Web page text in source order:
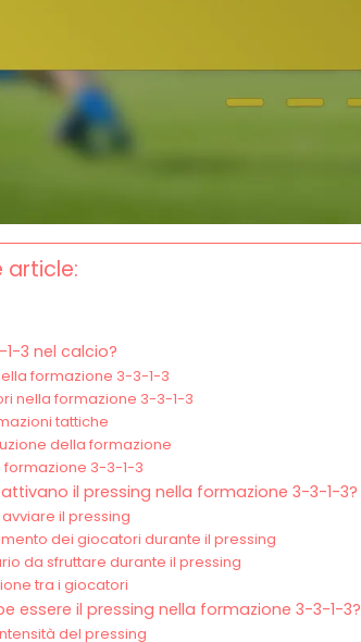
article:
3 nel calcio?
formazione 3-3-1-3
nella formazione 3-3-1-3
tattiche
della formazione
3-3-1-3
il pressing nella formazione 3-3-1-3?
il pressing
dei giocatori durante il pressing
da sfruttare durante il pressing
tra i giocatori
essere il pressing nella formazione 3-3-1-3?
del pressing